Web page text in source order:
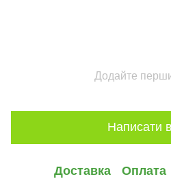
Додайте
Написати
Доставка Оплата